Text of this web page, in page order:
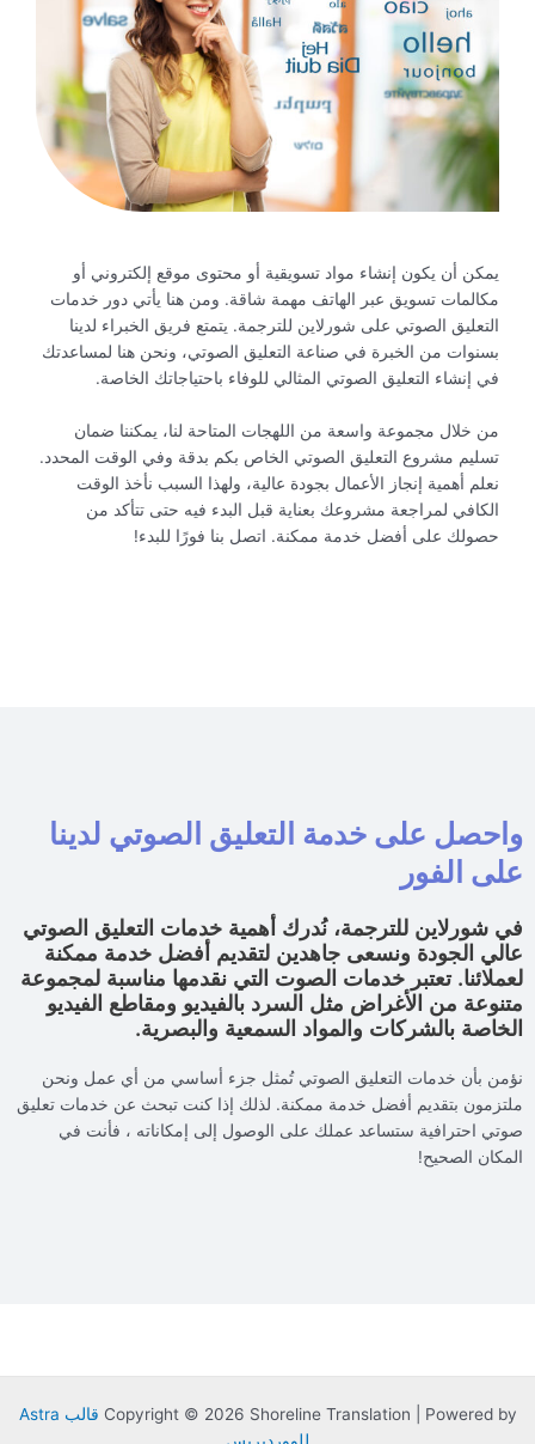
يمكن أن يكون إنشاء مواد تسويقية أو محتوى موقع إلكتروني أو
مكالمات تسويق عبر الهاتف مهمة شاقة. ومن هنا يأتي دور خدمات
التعليق الصوتي على شورلاين للترجمة. يتمتع فريق الخبراء لدينا
بسنوات من الخبرة في صناعة التعليق الصوتي، ونحن هنا لمساعدتك
في إنشاء التعليق الصوتي المثالي للوفاء باحتياجاتك الخاصة.
من خلال مجموعة واسعة من اللهجات المتاحة لنا، يمكننا ضمان
تسليم مشروع التعليق الصوتي الخاص بكم بدقة وفي الوقت المحدد.
نعلم أهمية إنجاز الأعمال بجودة عالية، ولهذا السبب نأخذ الوقت
الكافي لمراجعة مشروعك بعناية قبل البدء فيه حتى تتأكد من
حصولك على أفضل خدمة ممكنة. اتصل بنا فورًا للبدء!
واحصل على خدمة التعليق الصوتي لدينا
على الفور
في شورلاين للترجمة، نُدرك أهمية خدمات التعليق الصوتي
عالي الجودة ونسعى جاهدين لتقديم أفضل خدمة ممكنة
لعملائنا. تعتبر خدمات الصوت التي نقدمها مناسبة لمجموعة
متنوعة من الأغراض مثل السرد بالفيديو ومقاطع الفيديو
الخاصة بالشركات والمواد السمعية والبصرية.
نؤمن بأن خدمات التعليق الصوتي تُمثل جزء أساسي من أي عمل ونحن
ملتزمون بتقديم أفضل خدمة ممكنة. لذلك إذا كنت تبحث عن خدمات تعليق
صوتي احترافية ستساعد عملك على الوصول إلى إمكاناته ، فأنت في
المكان الصحيح!
Copyright © 2026 Shoreline Translation | Powered by
قالب Astra